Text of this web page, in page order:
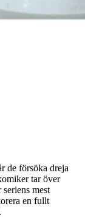
de försöka dreja
tar över
mest
en fullt